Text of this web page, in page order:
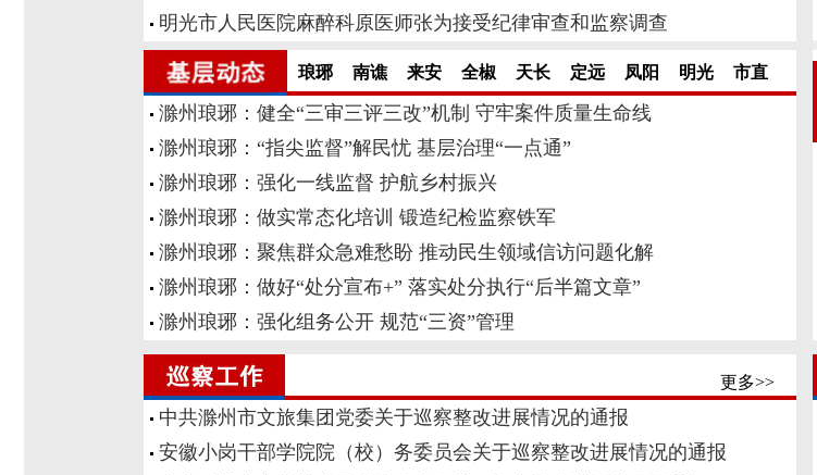
明光市人民医院麻醉科原医师张为接受纪律审查和监察调查
琅琊 南谯 来安 全椒 天长 定远 凤阳 明光 市直
滁州琅琊：健全“三审三评三改”机制 守牢案件质量生命线
滁州琅琊：“指尖监督”解民忧 基层治理“一点通”
滁州琅琊：强化一线监督 护航乡村振兴
滁州琅琊：做实常态化培训 锻造纪检监察铁军
滁州琅琊：聚焦群众急难愁盼 推动民生领域信访问题化解
滁州琅琊：做好“处分宣布+” 落实处分执行“后半篇文章”
滁州琅琊：强化组务公开 规范“三资”管理
更多>>
中共滁州市文旅集团党委关于巡察整改进展情况的通报
安徽小岗干部学院院（校）务委员会关于巡察整改进展情况的通报